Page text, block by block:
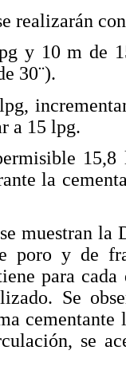
realizarán
y 10 m de
30¨).
a 15 lpg.
la
se muestran la
poro y de
para
Se
se